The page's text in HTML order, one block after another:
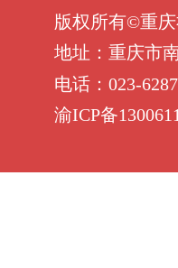
版权所有©重
地址：重庆市
电话：023-
渝ICP备